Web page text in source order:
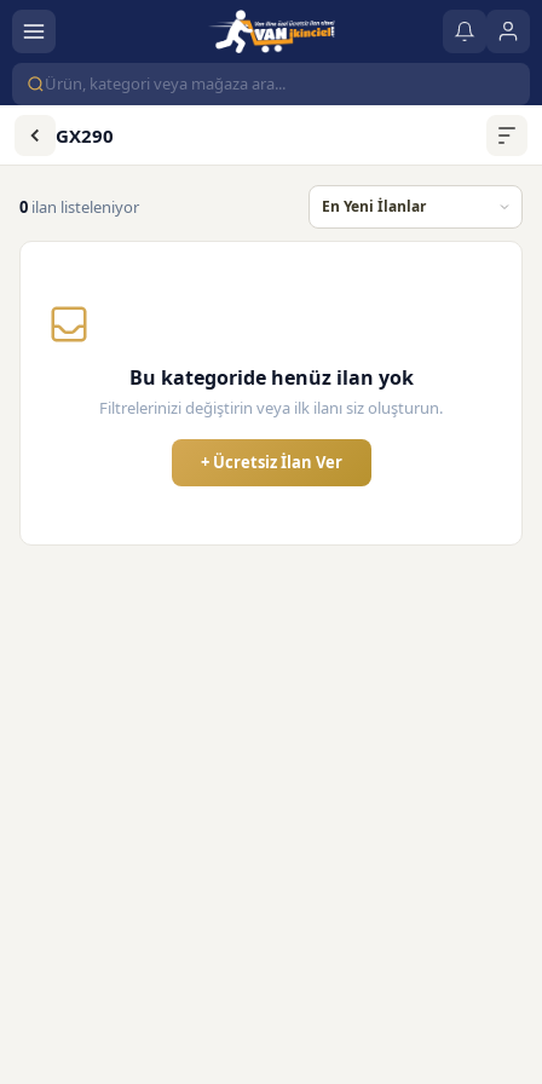
GX290
0 ilan listeleniyor
Bu kategoride henüz ilan yok
Filtrelerinizi değiştirin veya ilk ilanı siz oluşturun.
+ Ücretsiz İlan Ver